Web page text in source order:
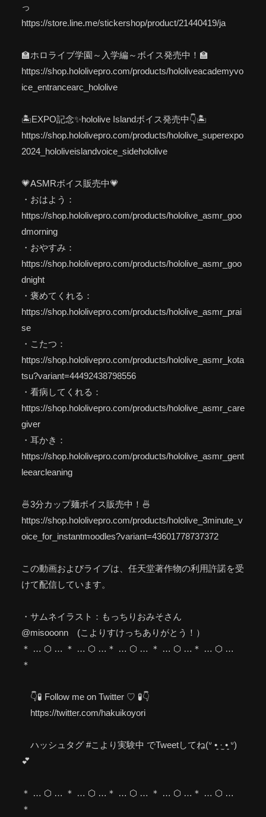
っ
https://store.line.me/stickershop/product/21440419/ja
🏫ホロライブ学園～入学編～ボイス発売中！🏫
https://shop.hololivepro.com/products/hololiveacademyvo
ice_entrancearc_hololive
🏝EXPO記念✨hololive Islandボイス発売中👇🏝
https://shop.hololivepro.com/products/hololive_superexpo
2024_hololiveislandvoice_sidehololive
💗ASMRボイス販売中💗
・おはよう：
https://shop.hololivepro.com/products/hololive_asmr_goo
dmorning
・おやすみ：
https://shop.hololivepro.com/products/hololive_asmr_goo
dnight
・褒めてくれる：
https://shop.hololivepro.com/products/hololive_asmr_prai
se
・こたつ：
https://shop.hololivepro.com/products/hololive_asmr_kota
tsu?variant=44492438798556
・看病してくれる：
https://shop.hololivepro.com/products/hololive_asmr_care
giver
・耳かき：
https://shop.hololivepro.com/products/hololive_asmr_gent
leearcleaning
🍜3分カップ麺ボイス販売中！🍜
https://shop.hololivepro.com/products/hololive_3minute_v
oice_for_instantmoodles?variant=43601778737372
この動画およびライブは、任天堂著作物の利用許諾を受
けて配信しています。
・サムネイラスト：もっちりおみそさん
@misooonn (こよりすけっちありがとう！）
＊ … ⬡ … ＊ … ⬡ …＊ … ⬡ … ＊ … ⬡ …＊ … ⬡ …
＊
👇🧪 Follow me on Twitter ♡ 🧪👇
https://twitter.com/hakuikoyori
ハッシュタグ #こより実験中 でTweetしてね(ᐡ •͈ ·̫ •͈ ᐡ)
💕
＊ … ⬡ … ＊ … ⬡ …＊ … ⬡ … ＊ … ⬡ …＊ … ⬡ …
＊